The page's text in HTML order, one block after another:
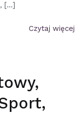
[…]
Czytaj więcej